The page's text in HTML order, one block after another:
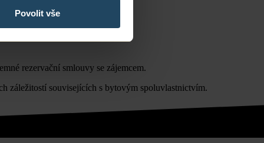
Povolit vše
rezervační smlouvy se zájemcem.
záležitostí souvisejících s bytovým spoluvlastnictvím.